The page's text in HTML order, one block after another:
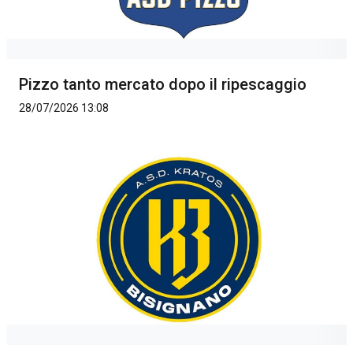
Pizzo tanto mercato dopo il ripescaggio
28/07/2026 13:08